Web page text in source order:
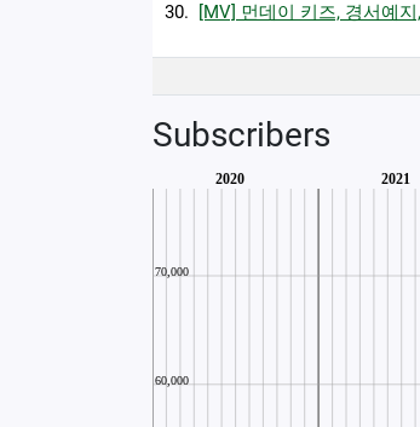
30.
[MV] 먼데이 키즈, 경서예
Subscribers